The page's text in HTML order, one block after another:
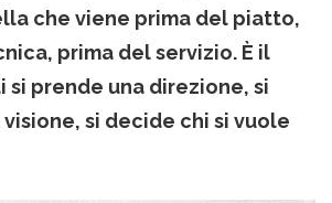
che viene prima del piatto,
prima del servizio. È il
si prende una direzione, si
si decide chi si vuole